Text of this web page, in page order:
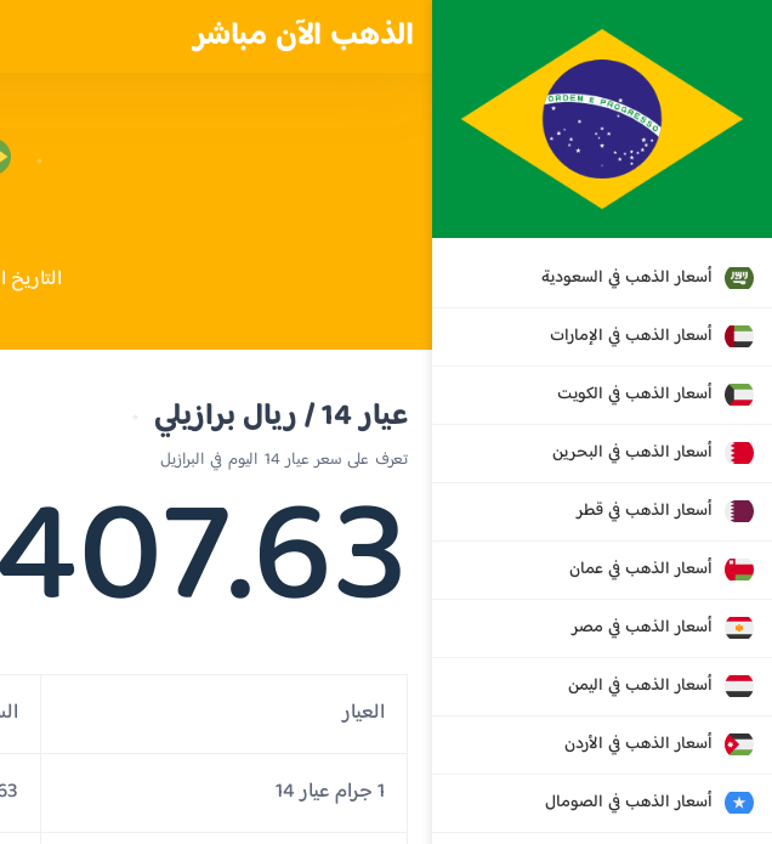
الذهب الآن مباشر
أسعار الذهب في السعودية
أسعار الذهب في الإمارات
أسعار الذهب في الكويت
أسعار الذهب في البحرين
أسعار الذهب في قطر
أسعار الذهب في عمان
أسعار الذهب في مصر
أسعار الذهب في اليمن
أسعار الذهب في الأردن
أسعار الذهب في الصومال
التاريخ الآن الخميس
عيار 14 / ريال برازيلي
تعرف على سعر عيار 14 اليوم في البرازيل
407.63
العيار
1 جرام عيار 14